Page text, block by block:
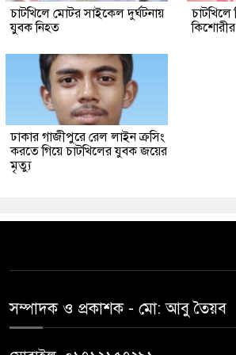
চাটখিলে মোটর সাইকেল দুর্ঘটনায়
যুবক নিহত
ঢাকার গাজীপুরে রেল লাইন ক্রসিং
করতে গিয়ে চাটখিলের যুবক জয়ের
মৃত্যু
সম্পাদক ও প্রকাশক -‌ মো: আবু‌ তৈয়ব